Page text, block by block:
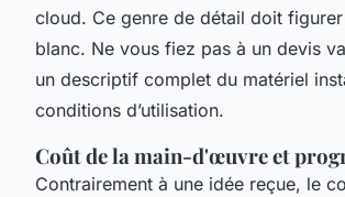
cloud. Ce genre de détail doit
blanc. Ne vous fiez pas à un devis
un descriptif complet du matériel
conditions d’utilisation.
Coût de la main-d'œuvre et
Contrairement à une idée reçue, le